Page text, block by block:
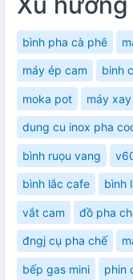
bình pha cà phê
máy ép cam binh
moka pot máy
dung cu inox pha
bình ruọu vang
bình lắc cafe bình
vắt cam đồ pha
đngj cụ pha chế
bếp gas mini phin